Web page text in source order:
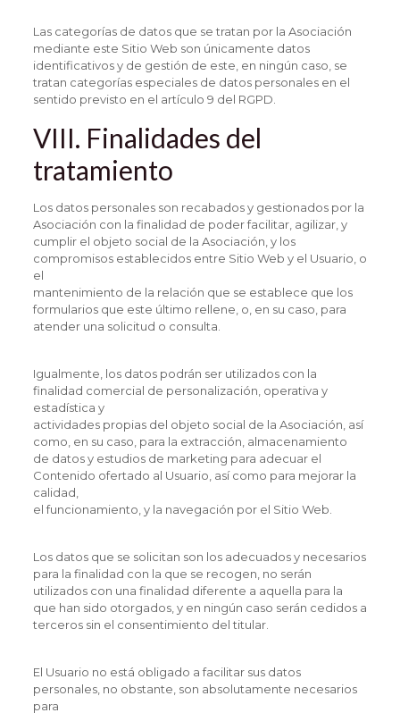
Las categorías de datos que se tratan por la Asociación
mediante este Sitio Web son únicamente datos
identificativos y de gestión de este, en ningún caso, se
tratan categorías especiales de datos personales en el
sentido previsto en el artículo 9 del RGPD.
VIII. Finalidades del
tratamiento
Los datos personales son recabados y gestionados por la
Asociación con la finalidad de poder facilitar, agilizar, y
cumplir el objeto social de la Asociación, y los
compromisos establecidos entre Sitio Web y el Usuario, o
el
mantenimiento de la relación que se establece que los
formularios que este último rellene, o, en su caso, para
atender una solicitud o consulta.
Igualmente, los datos podrán ser utilizados con la
finalidad comercial de personalización, operativa y
estadística y
actividades propias del objeto social de la Asociación, así
como, en su caso, para la extracción, almacenamiento
de datos y estudios de marketing para adecuar el
Contenido ofertado al Usuario, así como para mejorar la
calidad,
el funcionamiento, y la navegación por el Sitio Web.
Los datos que se solicitan son los adecuados y necesarios
para la finalidad con la que se recogen, no serán
utilizados con una finalidad diferente a aquella para la
que han sido otorgados, y en ningún caso serán cedidos a
terceros sin el consentimiento del titular.
El Usuario no está obligado a facilitar sus datos
personales, no obstante, son absolutamente necesarios
para